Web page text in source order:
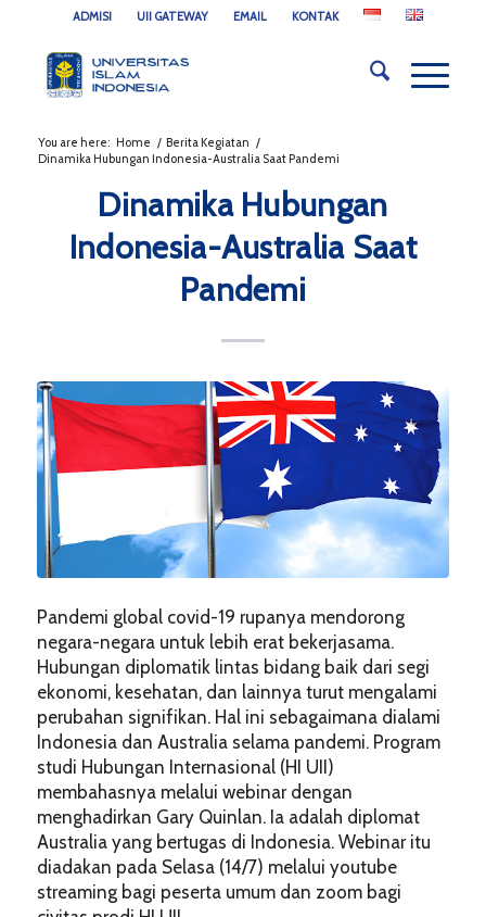
ADMISI UII GATEWAY EMAIL KONTAK
You are here: Home / Berita Kegiatan /
Dinamika Hubungan Indonesia-Australia Saat Pandemi
Dinamika Hubungan
Indonesia-Australia Saat
Pandemi
Pandemi global covid-19 rupanya mendorong
negara-negara untuk lebih erat bekerjasama.
Hubungan diplomatik lintas bidang baik dari segi
ekonomi, kesehatan, dan lainnya turut mengalami
perubahan signifikan. Hal ini sebagaimana dialami
Indonesia dan Australia selama pandemi. Program
studi Hubungan Internasional (HI UII)
membahasnya melalui webinar dengan
menghadirkan Gary Quinlan. Ia adalah diplomat
Australia yang bertugas di Indonesia. Webinar itu
diadakan pada Selasa (14/7) melalui youtube
streaming bagi peserta umum dan zoom bagi